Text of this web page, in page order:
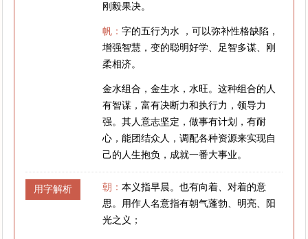
刚毅果决。
帆：字的五行为水 ，可以弥补性格缺陷，
增强智慧，变的聪明好学、足智多谋、刚
柔相济。
金水组合，金生水，水旺。这种组合的人
有智谋，富有决断力和执行力，领导力
强。其人意志坚定，做事有计划，有耐
心，能团结众人，调配各种资源来实现自
己的人生抱负，成就一番大事业。
用字解析 朝：本义指早晨。也有向着、对着的意
思。用作人名意指有朝气蓬勃、明亮、阳
光之义；